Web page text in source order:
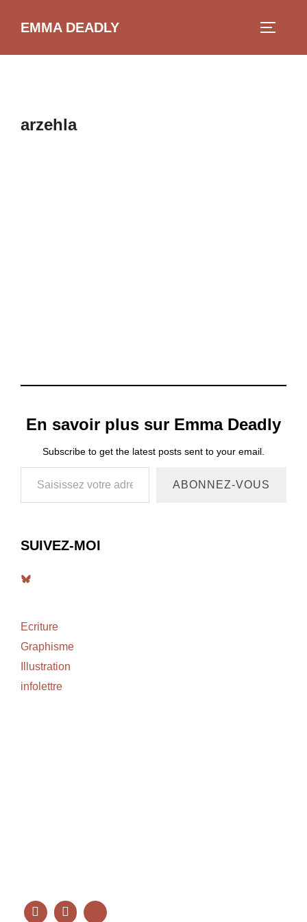
EMMA DEADLY
arzehla
En savoir plus sur Emma Deadly
Subscribe to get the latest posts sent to your email.
Saisissez votre adresse e-mail…
ABONNEZ-VOUS
SUIVEZ-MOI
Bluesky
Ecriture
Graphisme
Illustration
infolettre